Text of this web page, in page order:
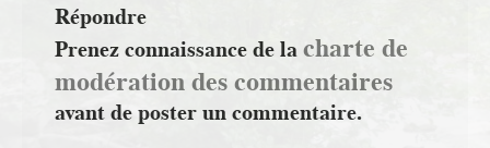
Répondre
Prenez connaissance de lacharte de
modération des commentaires
avant de poster un commentaire.